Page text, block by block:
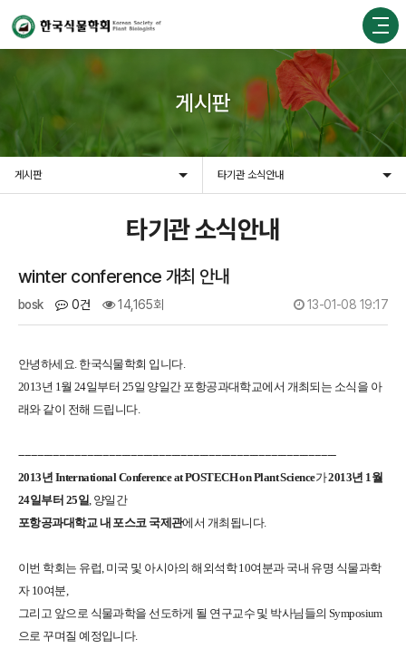
게시판
게시판 타기관 소식안내
타기관 소식안내
winter conference 개최 안내
bosk 0건 14,165회 13-01-08 19:17
안녕하세요. 한국식물학회 입니다.
2013년 1월 24일부터 25일 양일간 포항공과대학교에서 개최되는 소식을 아
래와 같이 전해 드립니다.
------------------------------------------------------------------------------------------------------
2013년 International Conference at POSTECH on Plant Science가2013년 1월
24일부터 25일, 양일간
포항공과대학교 내 포스코 국제관에서 개최됩니다.
이번 학회는 유럽, 미국 및 아시아의 해외석학10여분과 국내 유명 식물과학
자10여분,
그리고 앞으로 식물과학을 선도하게 될 연구교수 및 박사님들의 Symposium
으로 꾸며질 예정입니다.